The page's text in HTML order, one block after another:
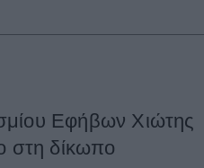
Εφήβων Χιώτης
στη δίκωπο